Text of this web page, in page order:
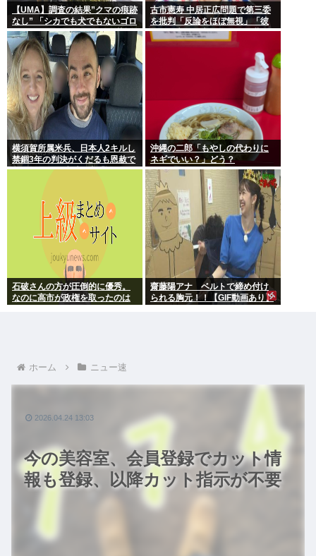
【UMA】調査の結果”クマの痕跡
なし” 「シカでも犬でもないゴロ
ンとして黒い動物を見た」 札幌
市清田区
古市憲寿 中居正広問題で第三委
を批判「反論をほぼ無視」「彼
らが一方的に言ったことが世の
中に定着してしまう」橋下徹も
横須賀所属米兵、日本人2キルし
禁錮3年の判決がくだるも恩赦で
釈放！ニュー速愛国者「辺野
沖縄の二郎「もやしの代わりに
ネギでいい？」どう？
石破さんの方が圧倒的に優秀。
なのに高市が政権を取ったのは
齋藤陽アナ ベルトで締め付け
られる胸元！！【GIF動画あり】
ホーム ニュー速
今の美容室、会員登録でカット情
報も登録、以降カット指示が不要
2026.04.24 13:03